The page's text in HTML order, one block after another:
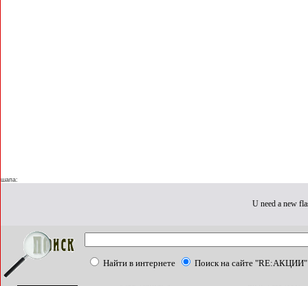
шапа:
U need a new
Найти в интернете Поиск на сайте "RE:АКЦИИ"